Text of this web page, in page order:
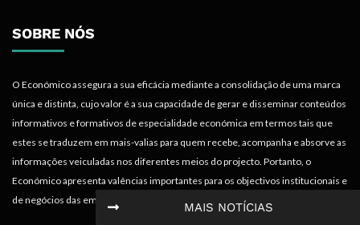
MAIS NOTÍCIAS
SOBRE NÓS
O Económico assegura a sua eficácia mediante a consolidação de uma marca
única e distinta, cujo valor é a sua capacidade de gerar e disseminar conteúdos
informativos e formativos de especialidade económica em termos tais que
estes se traduzem em mais-valias para quem recebe, acompanha e absorve as
informações veiculadas nos diferentes meios do projecto. Portanto, o
Económico apresenta valências importantes para os objectivos institucionais e
de negócios das empresas.